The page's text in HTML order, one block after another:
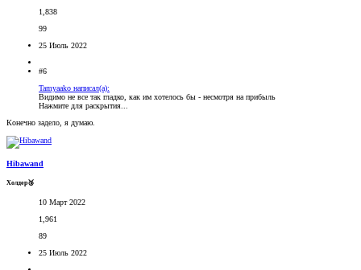
1,838
99
25 Июль 2022
#6
Tamyaako написал(а):
Видимо не все так гладко, как им хотелось бы - несмотря на прибыль
Нажмите для раскрытия...
Конечно задело, я думаю.
Hibawand
Холдер🥉
10 Март 2022
1,961
89
25 Июль 2022